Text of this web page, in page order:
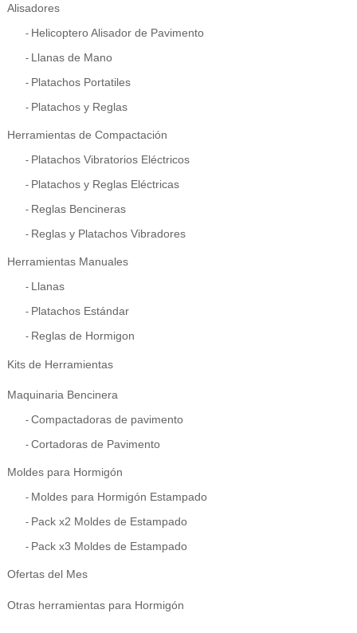
Alisadores
Helicoptero Alisador de Pavimento
Llanas de Mano
Platachos Portatiles
Platachos y Reglas
Herramientas de Compactación
Platachos Vibratorios Eléctricos
Platachos y Reglas Eléctricas
Reglas Bencineras
Reglas y Platachos Vibradores
Herramientas Manuales
Llanas
Platachos Estándar
Reglas de Hormigon
Kits de Herramientas
Maquinaria Bencinera
Compactadoras de pavimento
Cortadoras de Pavimento
Moldes para Hormigón
Moldes para Hormigón Estampado
Pack x2 Moldes de Estampado
Pack x3 Moldes de Estampado
Ofertas del Mes
Otras herramientas para Hormigón